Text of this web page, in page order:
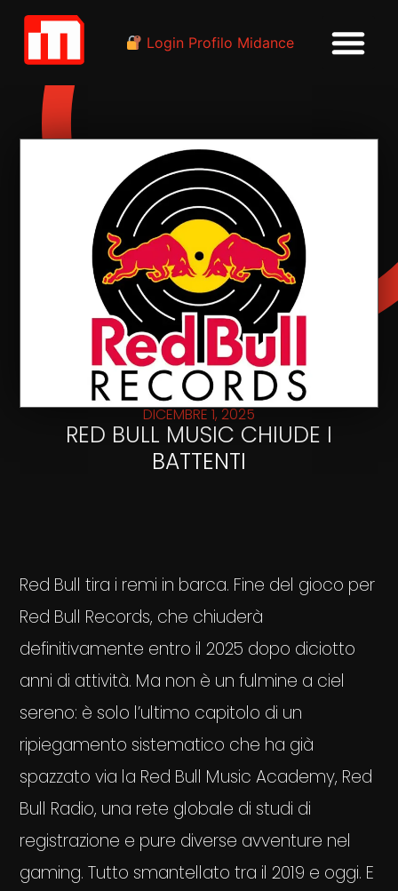
Login Profilo Midance
DICEMBRE 1, 2025
RED BULL MUSIC CHIUDE I
BATTENTI
Red Bull tira i remi in barca. Fine del gioco per
Red Bull Records, che chiuderà
definitivamente entro il 2025 dopo diciotto
anni di attività. Ma non è un fulmine a ciel
sereno: è solo l’ultimo capitolo di un
ripiegamento sistematico che ha già
spazzato via la Red Bull Music Academy, Red
Bull Radio, una rete globale di studi di
registrazione e pure diverse avventure nel
gaming. Tutto smantellato tra il 2019 e oggi. E